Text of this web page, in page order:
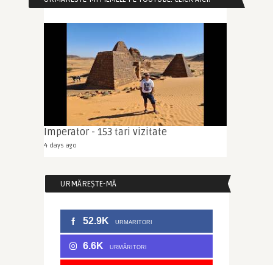
Imperator - 153 tari vizitate
4 days ago
URMĂREȘTE-MĂ
52.9K URMARITORI
6.6K URMĂRITORI